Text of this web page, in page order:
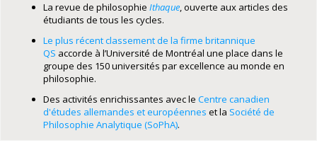
La revue de philosophie Ithaque, ouverte aux articles des
étudiants de tous les cycles.
Le plus récent classement de la firme britannique
QS accorde à l’Université de Montréal une place dans le
groupe des 150 universités par excellence au monde en
philosophie.
Des activités enrichissantes avec le Centre canadien
d'études allemandes et européennes et la Société de
Philosophie Analytique (SoPhA).